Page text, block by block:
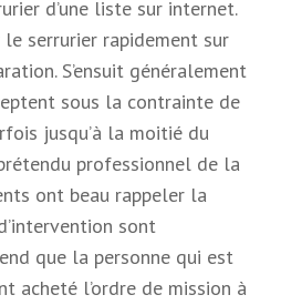
d’une liste sur internet.
serrurier rapidement sur
S’ensuit généralement
sous la contrainte de
jusqu’à la moitié du
professionnel de la
ont beau rappeler la
sont
que la personne qui est
acheté l’ordre de mission à